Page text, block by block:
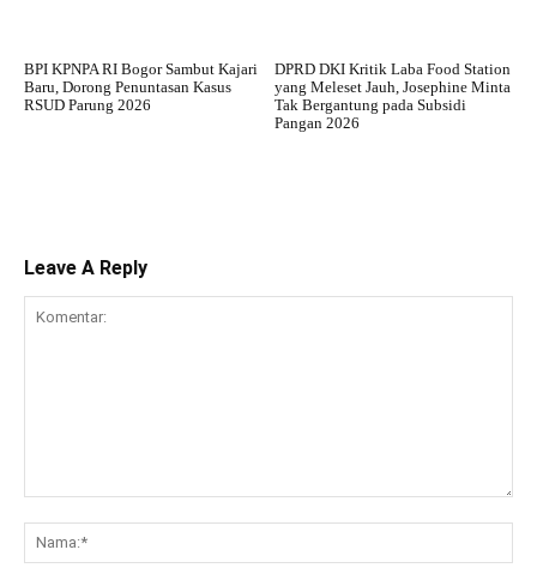
BPI KPNPA RI Bogor Sambut Kajari
Baru, Dorong Penuntasan Kasus
RSUD Parung 2026
DPRD DKI Kritik Laba Food Station
yang Meleset Jauh, Josephine Minta
Tak Bergantung pada Subsidi
Pangan 2026
Leave A Reply